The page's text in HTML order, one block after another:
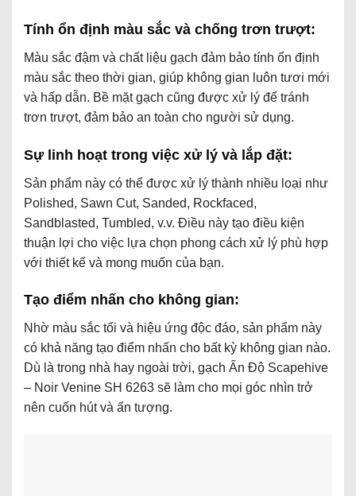
Tính ổn định màu sắc và chống trơn trượt:
Màu sắc đậm và chất liệu gạch đảm bảo tính ổn định
màu sắc theo thời gian, giúp không gian luôn tươi mới
và hấp dẫn. Bề mặt gạch cũng được xử lý để tránh
trơn trượt, đảm bảo an toàn cho người sử dụng.
Sự linh hoạt trong việc xử lý và lắp đặt:
Sản phẩm này có thể được xử lý thành nhiều loại như
Polished, Sawn Cut, Sanded, Rockfaced,
Sandblasted, Tumbled, v.v. Điều này tạo điều kiện
thuận lợi cho việc lựa chọn phong cách xử lý phù hợp
với thiết kế và mong muốn của bạn.
Tạo điểm nhấn cho không gian:
Nhờ màu sắc tối và hiệu ứng độc đáo, sản phẩm này
có khả năng tạo điểm nhấn cho bất kỳ không gian nào.
Dù là trong nhà hay ngoài trời, gạch Ấn Độ Scapehive
– Noir Venine SH 6263 sẽ làm cho mọi góc nhìn trở
nên cuốn hút và ấn tượng.